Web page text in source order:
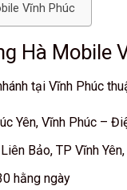
Vĩnh Phúc
Hà Mobile
tại Vĩnh Phúc
Yên, Vĩnh Phúc –
Bảo, TP Vĩnh
hằng ngày